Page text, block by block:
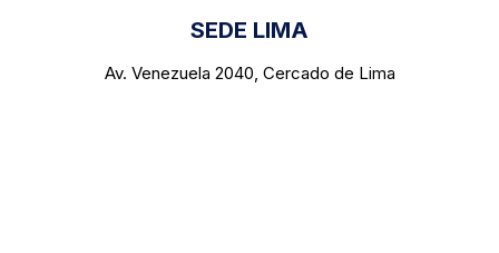
SEDE LIMA
Av. Venezuela 2040, Cercado de Lima